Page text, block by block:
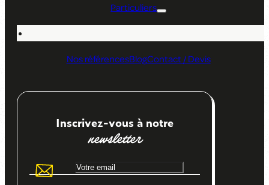
Particuliers
Nos référencesBlogContact / Devis
Inscrivez-vous à notre
newsletter